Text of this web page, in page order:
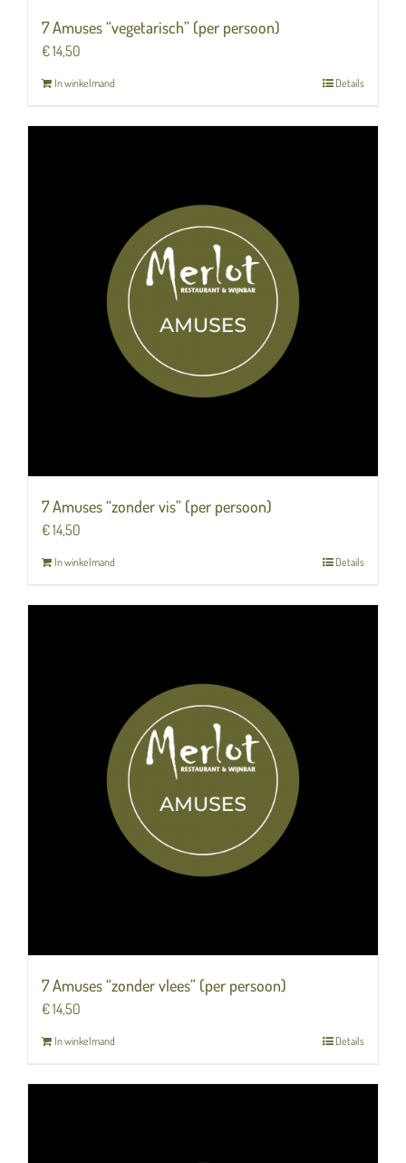
7 Amuses “vegetarisch” (per persoon)
€14,50
In winkelmand Details
7 Amuses “zonder vis” (per persoon)
€14,50
In winkelmand Details
7 Amuses “zonder vlees” (per persoon)
€14,50
In winkelmand Details